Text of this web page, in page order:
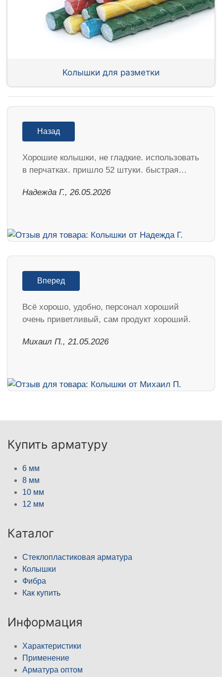
Колышки для разметки
Назад
Хорошие колышки, не гладкие. использовать
в перчатках. пришло 52 штуки. быстрая…
Надежда Г., 26.05.2026
Вперед
Всё хорошо, удобно, персонал хороший
очень приветливый, сам продукт хороший.
Михаил П., 21.05.2026
Купить арматуру
6 мм
8 мм
10 мм
12 мм
Каталог
Стеклопластиковая арматура
Колышки
Фибра
Как купить
Информация
Характеристики
Применение
Арматура оптом